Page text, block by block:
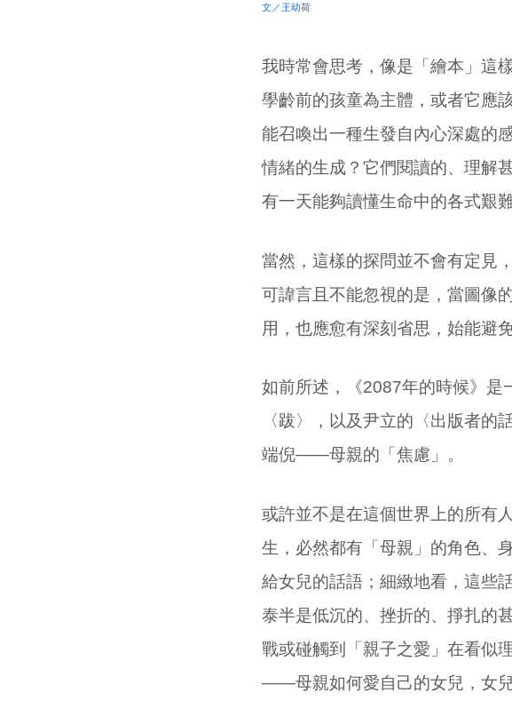
文／王幼荷
我時常會思考，像是「繪本」這
學齡前的孩童為主體，或者它應
能召喚出一種生發自內心深處的
情緒的生成？它們閱讀的、理解
有一天能夠讀懂生命中的各式艱
當然，這樣的探問並不會有定見
可諱言且不能忽視的是，當圖像
用，也應愈有深刻省思，始能避
如前所述，《2087年的時候》是
〈跋〉，以及尹立的〈出版者
端倪——母親的「焦慮」。
或許並不是在這個世界上的所有
生，必然都有「母親」的角色、
給女兒的話語；細緻地看，這些
泰半是低沉的、挫折的、掙扎的
戰或碰觸到「親子之愛」在看似
——母親如何愛自己的女兒，女